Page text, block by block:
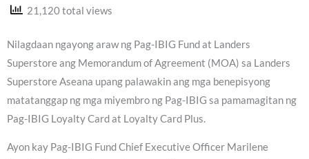
21,120 total views
Nilagdaan ngayong araw ng Pag-IBIG Fund at Landers
Superstore ang Memorandum of Agreement (MOA) sa Landers
Superstore Aseana upang palawakin ang mga benepisyong
matatanggap ng mga miyembro ng Pag-IBIG sa pamamagitan ng
Pag-IBIG Loyalty Card at Loyalty Card Plus.
Ayon kay Pag-IBIG Fund Chief Executive Officer Marilene